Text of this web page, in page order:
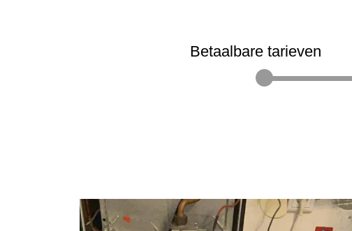
Betaalbare tarieven